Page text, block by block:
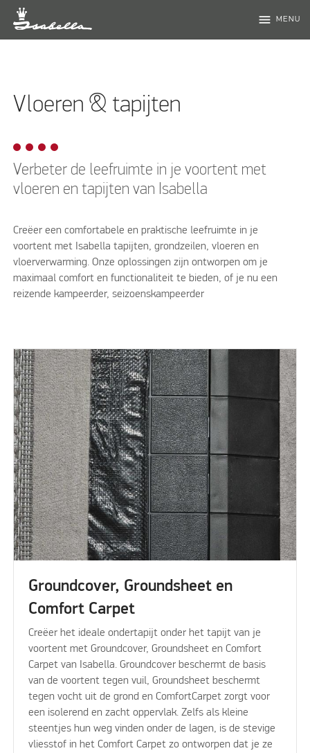
menu MENU
Vloeren & tapijten
Verbeter de leefruimte in je voortent met
vloeren en tapijten van Isabella
Creëer een comfortabele en praktische leefruimte in je
voortent met Isabella tapijten, grondzeilen, vloeren en
vloerverwarming. Onze oplossingen zijn ontworpen om je
maximaal comfort en functionaliteit te bieden, of je nu een
reizende kampeerder, seizoenskampeerder
Groundcover, Groundsheet en
Comfort Carpet
Creëer het ideale ondertapijt onder het tapijt van je
voortent met Groundcover, Groundsheet en Comfort
Carpet van Isabella. Groundcover beschermt de basis
van de voortent tegen vuil, Groundsheet beschermt
tegen vocht uit de grond en ComfortCarpet zorgt voor
een isolerend en zacht oppervlak. Zelfs als kleine
steentjes hun weg vinden onder de lagen, is de stevige
vliesstof in het Comfort Carpet zo ontworpen dat je ze